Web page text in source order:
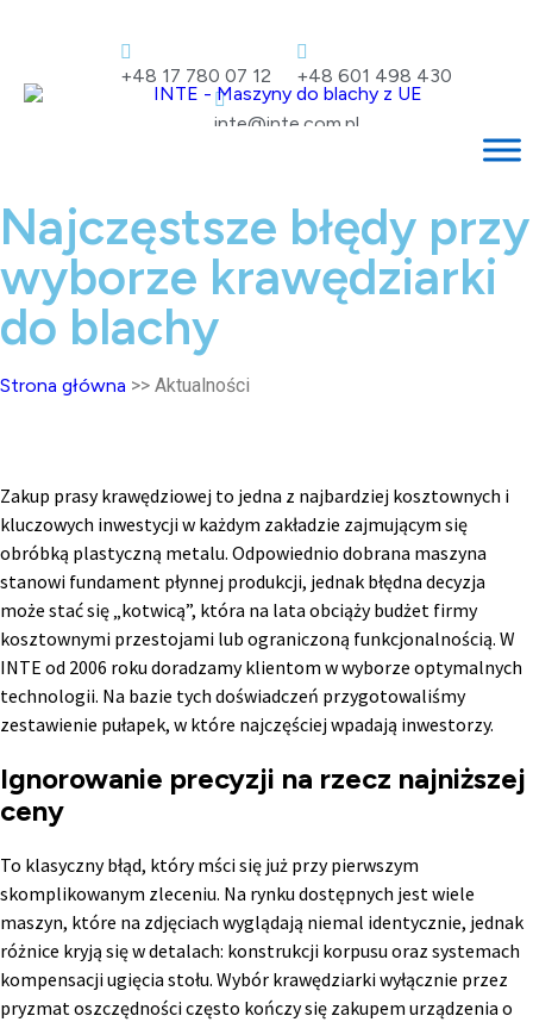
+48 17 780 07 12 +48 601 498 430
inte@inte.com.pl
Najczęstsze błędy przy
wyborze krawędziarki
do blachy
Strona główna >> Aktualności
Zakup prasy krawędziowej to jedna z najbardziej kosztownych i
kluczowych inwestycji w każdym zakładzie zajmującym się
obróbką plastyczną metalu. Odpowiednio dobrana maszyna
stanowi fundament płynnej produkcji, jednak błędna decyzja
może stać się „kotwicą”, która na lata obciąży budżet firmy
kosztownymi przestojami lub ograniczoną funkcjonalnością. W
INTE od 2006 roku doradzamy klientom w wyborze optymalnych
technologii. Na bazie tych doświadczeń przygotowaliśmy
zestawienie pułapek, w które najczęściej wpadają inwestorzy.
Ignorowanie precyzji na rzecz najniższej
ceny
To klasyczny błąd, który mści się już przy pierwszym
skomplikowanym zleceniu. Na rynku dostępnych jest wiele
maszyn, które na zdjęciach wyglądają niemal identycznie, jednak
różnice kryją się w detalach: konstrukcji korpusu oraz systemach
kompensacji ugięcia stołu. Wybór krawędziarki wyłącznie przez
pryzmat oszczędności często kończy się zakupem urządzenia o